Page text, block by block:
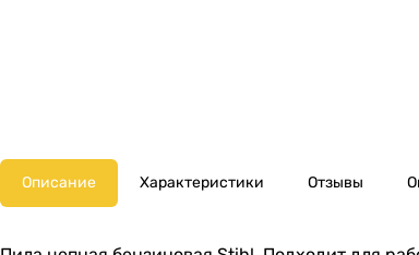
Описание Характеристики Отзывы